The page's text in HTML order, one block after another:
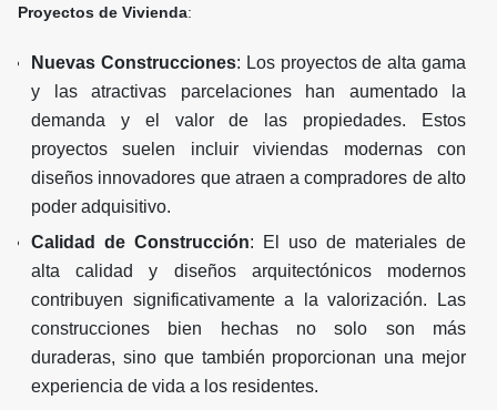
Proyectos de Vivienda:
Nuevas Construcciones: Los proyectos de alta gama
y las atractivas parcelaciones han aumentado la
demanda y el valor de las propiedades. Estos
proyectos suelen incluir viviendas modernas con
diseños innovadores que atraen a compradores de alto
poder adquisitivo.
Calidad de Construcción: El uso de materiales de
alta calidad y diseños arquitectónicos modernos
contribuyen significativamente a la valorización. Las
construcciones bien hechas no solo son más
duraderas, sino que también proporcionan una mejor
experiencia de vida a los residentes.